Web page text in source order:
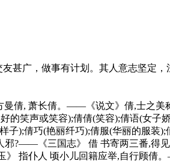
甚广，做事有计划。其人意志坚定，
曼倩, 萧长倩。——《说文》倩,士之
笑声或笑容);倩倩(笑容);倩语(女子
);倩巧(艳丽纤巧);倩服(华丽的服装);
邪?——《三国志》 借 书寄两三番,得
指仆人 顷小儿回籍应举,自行顾倩